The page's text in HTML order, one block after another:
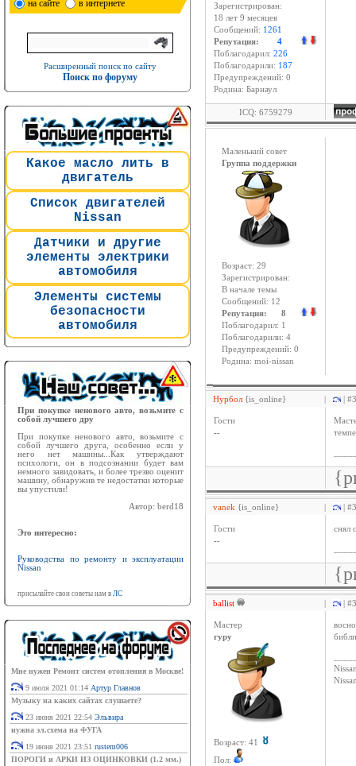
на сайте в интернете
Расширенный поиск по сайту
Поиск по форуму
Какое масло лить в
двигатель
Список двигателей
Nissan
Датчики и другие
элементы электрики
автомобиля
Элементы системы
безопасности
автомобиля
При покупке ненового авто, возьмите с
собой лучшего дру
При покупке ненового авто, возьмите с
собой лучшего друга, особенно если у
него нет машины...Как утверждают
психологи, он в подсознании будет вам
немного завидовать, и более трезво оценит
машину, обнаружив те недостатки которые
вы упустили!
Автор: berd18
Это интересно:
Руководства по ремонту и эксплуатации
Nissan
присылайте свои советы нам в ЛС
Мне нужен Ремонт систем отопления в Москве!
9 июля 2021 01:14 Артур Главнов
Музыку на каких сайтах слушаете?
23 июня 2021 22:54 Эльвира
нужна эл.схема на ФУГА
19 июня 2021 23:51 rustem006
ПОРОГИ и АРКИ ИЗ ОЦИНКОВКИ (1.2 мм.)
Зарегистрирован:
18 лет 9 месяцев
Сообщений: 1261
Репутация: 4
Поблагодарил: 226
Поблагодарили: 187
Предупреждений: 0
Родина: Барнаул
ICQ: 6759279
Маленький совет
Группа поддержки
Возраст: 29
Зарегистрирован:
В начале темы
Сообщений: 12
Репутация: 8
Поблагодарил: 1
Поблагодарили: 4
Предупреждений: 0
Родина: moi-nissan
Нурбол {is_online} | |
Гости
--
vanek {is_online} | |
Гости
--
снял
ballist | |
Мастер
гуру
Возраст: 41
Пол: